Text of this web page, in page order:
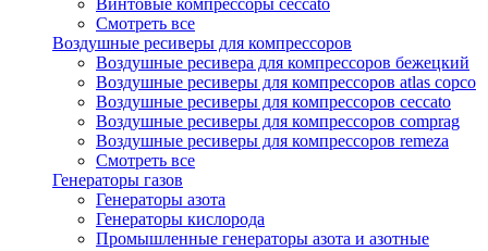
Винтовые компрессоры ceccato
Смотреть все
Воздушные ресиверы для компрессоров
Воздушные ресивера для компрессоров бежецкий
Воздушные ресиверы для компрессоров atlas copco
Воздушные ресиверы для компрессоров ceccato
Воздушные ресиверы для компрессоров comprag
Воздушные ресиверы для компрессоров remeza
Смотреть все
Генераторы газов
Генераторы азота
Генераторы кислорода
Промышленные генераторы азота и азотные